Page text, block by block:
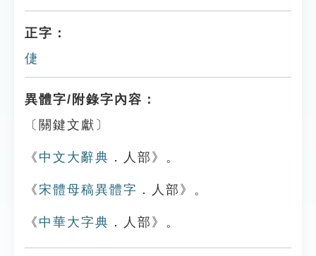
正字：
倢
異體字/附錄字內容：
〔關鍵文獻〕
《 中文大辭典 ．人部》。
《宋體母稿異體字 ．人部》。
《 中華大字典 ．人部》。